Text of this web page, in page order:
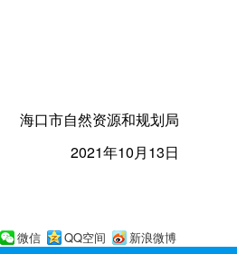
海口市自然资源和规划局
2021年10月13日
微信 QQ空间 新浪微博